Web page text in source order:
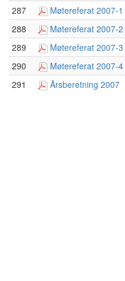
287
Møtereferat 2007-1
288
Møtereferat 2007-2
289
Møtereferat 2007-3
290
Møtereferat 2007-4
291
Årsberetning 2007